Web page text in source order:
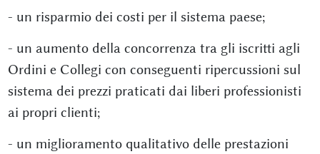
- un risparmio dei costi per il sistema paese;
- un aumento della concorrenza tra gli iscritti agli
Ordini e Collegi con conseguenti ripercussioni sul
sistema dei prezzi praticati dai liberi professionisti
ai propri clienti;
- un miglioramento qualitativo delle prestazioni